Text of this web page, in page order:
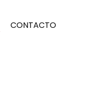
CONTACTO